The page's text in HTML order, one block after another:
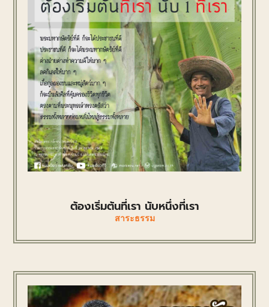
ต้องเริ่มต้นที่เรา นับหนึ่งที่เรา
สาระธรรม